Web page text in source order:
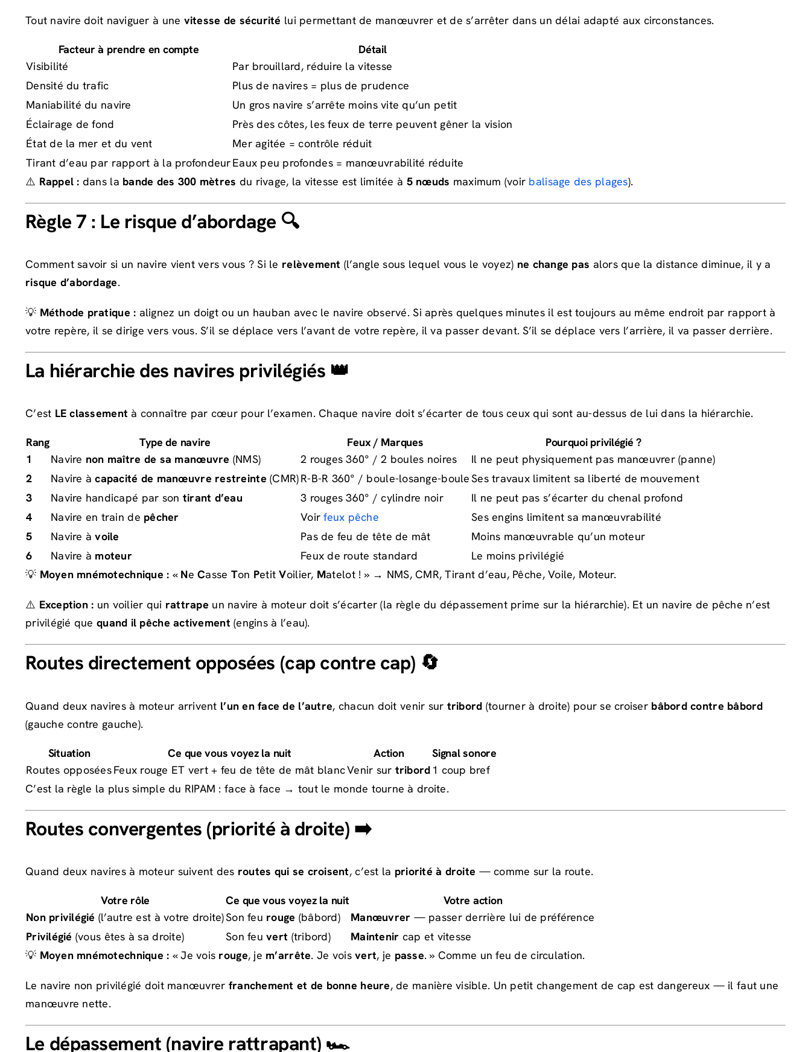
Tout navire doit naviguer à une vitesse de sécurité lui permettant de manœuvrer et de s’arrêter dans un délai adapté aux circonstances.
Facteur à prendre en compte
Détail
Visibilité
Par brouillard, réduire la vitesse
Densité du trafic
Plus de navires = plus de prudence
Maniabilité du navire
Un gros navire s’arrête moins vite qu’un petit
Éclairage de fond
Près des côtes, les feux de terre peuvent gêner la vision
État de la mer et du vent
Mer agitée = contrôle réduit
Tirant d’eau par rapport à la profondeurEaux peu profondes = manœuvrabilité réduite
⚠️ Rappel : dans la bande des 300 mètres du rivage, la vitesse est limitée à 5 nœuds maximum (voir balisage des plages).
Règle 7 : Le risque d’abordage 🔍
Comment savoir si un navire vient vers vous ? Si le relèvement (l’angle sous lequel vous le voyez) ne change pas alors que la distance diminue, il y a
risque d’abordage.
💡 Méthode pratique : alignez un doigt ou un hauban avec le navire observé. Si après quelques minutes il est toujours au même endroit par rapport à
votre repère, il se dirige vers vous. S’il se déplace vers l’avant de votre repère, il va passer devant. S’il se déplace vers l’arrière, il va passer derrière.
La hiérarchie des navires privilégiés 👑
C’est LE classement à connaître par cœur pour l’examen. Chaque navire doit s’écarter de tous ceux qui sont au-dessus de lui dans la hiérarchie.
Rang Type de navire Feux / Marques
Pourquoi privilégié ?
1
Navire non maître de sa manœuvre (NMS) 2 rouges 360° / 2 boules noires
Il ne peut physiquement pas manœuvrer (panne)
2
Navire àcapacité de manœuvre restreinte (CMR)R-B-R 360° / boule-losange-bouleSes travaux limitent sa liberté de mouvement
3
Navire handicapé par son tirant d’eau 3 rouges 360° / cylindre noir
Il ne peut pas s’écarter du chenal profond
4
Navire en train de pêcher Voirfeux pêche
Ses engins limitent sa manœuvrabilité
5
Navire àvoile Pas de feu de tête de mât
Moins manœuvrable qu’un moteur
6
Navire à moteur Feux de route standard
Le moins privilégié
💡 Moyen mnémotechnique : « NeCasse Ton PetitVoilier, Matelot ! » → NMS, CMR, Tirant d’eau, Pêche, Voile, Moteur.
⚠️ Exception : un voilier qui rattrape un navire à moteur doit s’écarter (la règle du dépassement prime sur la hiérarchie). Et un navire de pêche n’est
privilégié quequand il pêche activement (engins à l’eau).
Routes directement opposées (cap contre cap) 🔄
Quand deux navires à moteur arrivent l’un en face de l’autre, chacun doit venir sur tribord (tourner à droite) pour se croiser bâbord contre bâbord
(gauche contre gauche).
Situation Ce que vous voyez la nuit Action
Signal sonore
Routes opposéesFeux rouge ET vert + feu de tête de mât blancVenir sur tribord 1 coup bref
C’est la règle la plus simple du RIPAM : face à face → tout le monde tourne à droite.
Routes convergentes (priorité à droite) ➡️
Quand deux navires à moteur suivent des routes qui se croisent, c’est la priorité à droite — comme sur la route.
Votre rôle Ce que vous voyez la nuit
Votre action
Non privilégié (l’autre est à votre droite)Son feu rouge (bâbord) Manœuvrer — passer derrière lui de préférence
Privilégié (vous êtes à sa droite) Son feuvert (tribord) Maintenir cap et vitesse
💡 Moyen mnémotechnique : « Je vois rouge, je m’arrête. Je voisvert, je passe. » Comme un feu de circulation.
Le navire non privilégié doit manœuvrer franchement et de bonne heure, de manière visible. Un petit changement de cap est dangereux — il faut une
manœuvre nette.
Le dépassement (navire rattrapant) 🏎️